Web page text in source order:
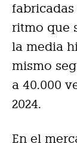
fabricadas
ritmo que
la media
mismo
a 40.000
2024.
En el